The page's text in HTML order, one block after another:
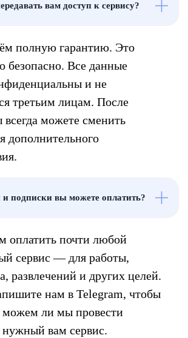
вам доступ к сервису?
полную гарантию. Это
безопасно. Все данные
и не
третьим лицам. После
всегда можете сменить
дополнительного
подписки вы можете оплатить?
почти любой
сервис — для работы,
развлечений и других целей.
нам в Telegram, чтобы
можем ли мы провести
нужный вам сервис.